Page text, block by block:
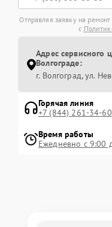
Отправляя заявку на
с
Адрес сервисного
Волгограде:
г. Волгоград, ул.
Горячая линия
+7 (844) 261-34-60
Время работы
Ежедневно с 9:00